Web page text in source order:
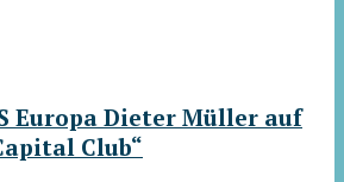
Europa Dieter Müller auf
Club“